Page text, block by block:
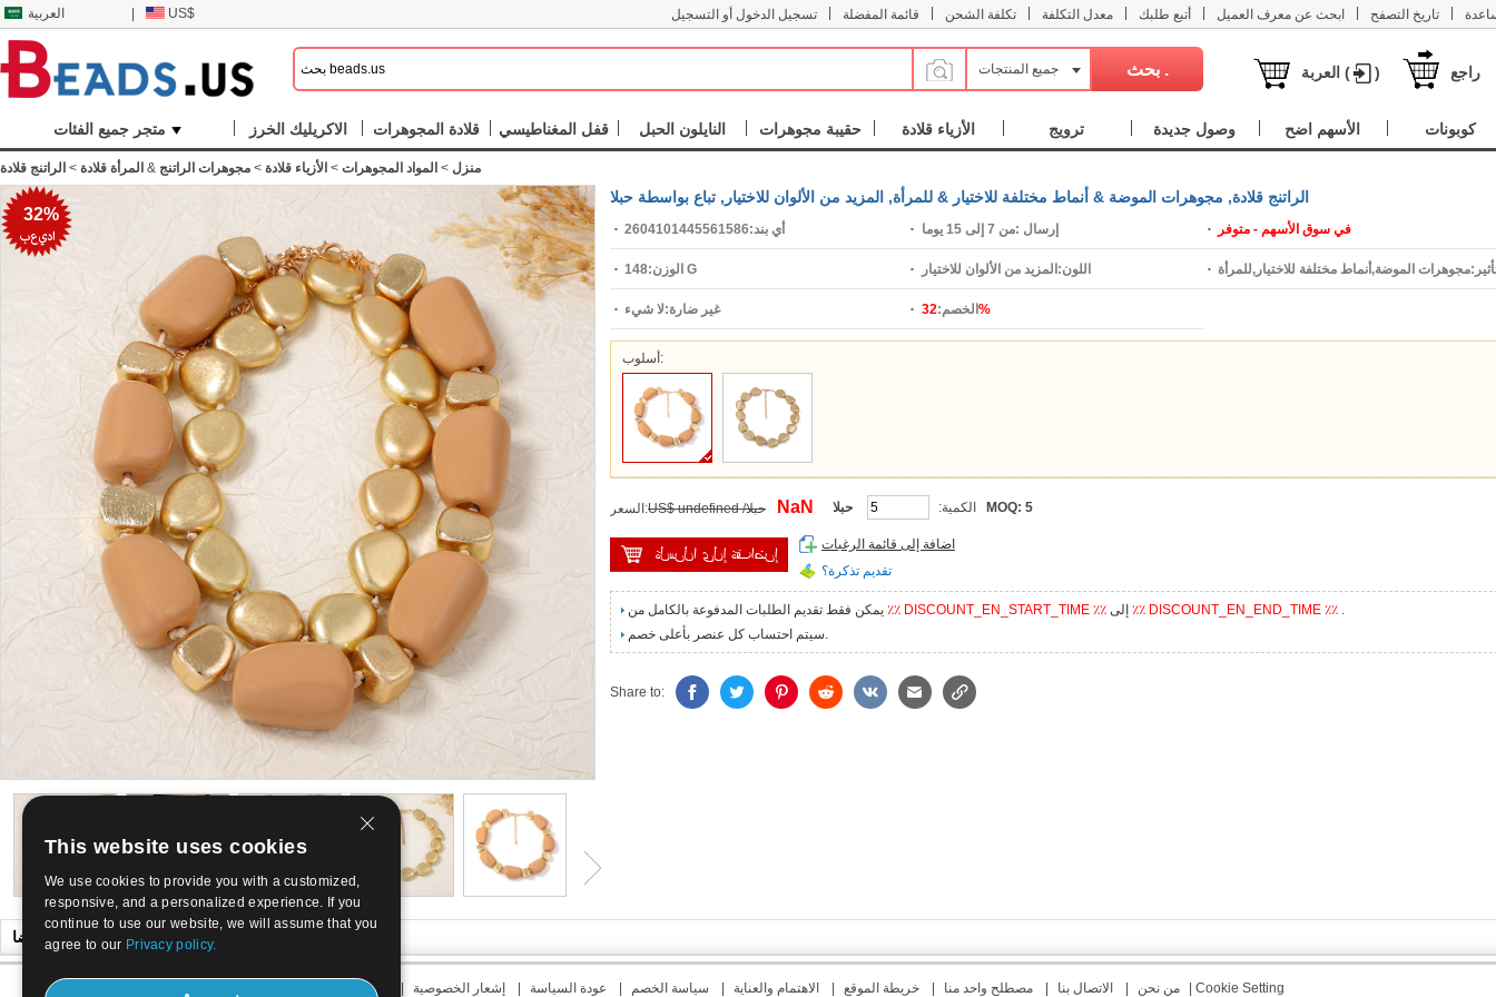
العربية US$ تسجيل الدخول أو التسجيل قائمة المفضلة تكلفة الشحن معدل التكلفة أتبع طلبك ابحث عن معرف العميل تاريخ التصفح
جميع المنتجات العربة ( ) راجع
متجر جميع الفئات الاكريليك الخرز قلادة المجوهرات قفل المغناطيسي النايلون الحبل حقيبة مجوهرات الأزياء قلادة ترويج وصول جديدة الأسهم اضح كوبونات
منزل > المواد المجوهرات > الأزياء قلادة > مجوهرات الراتنج & المرأة قلادة > الراتنج قلادة
32%
الراتنج قلادة, مجوهرات الموضة & أنماط مختلفة للاختيار & للمرأة, المزيد من الألوان للاختيار, تباع بواسطة حبلا
أي بند:2604101445561586 إرسال :من 7 إلى 15 يوما في سوق الأسهم - متوفر
الوزن: 148 G اللون: المزيد من الألوان للاختيار مجوهرات الموضة,أنماط مختلفة للاختيار,للمرأة
غير ضارة:لا شيء الخصم: 32%
أسلوب:
السعر: US$ undefined /حبلا NaN الكمية: حبلا MOQ: 5
اضافة إلى قائمة الرغبات
تقديم تذكرة؟
٪٪ DISCOUNT_EN_START_TIME ٪٪ ٪٪ DISCOUNT_EN_END_TIME ٪٪ .
سيتم احتساب كل عنصر بأعلى خصم.
Share to:
قد ترغب أيضا
من نحن الاتصال بنا مصطلح واحد منا خريطة الموقع الاهتمام والعناية سياسة الخصم عودة السياسة إشعار الخصوصية كيفية دفع Cookie Setting
This website uses cookies
We use cookies to provide you with a customized,
responsive, and a personalized experience. If you
continue to use our website, we will assume that you
agree to our Privacy policy.